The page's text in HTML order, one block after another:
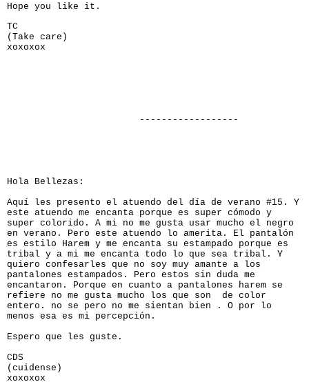
Hope you like it.
TC
(Take care)
xoxoxox
------------------
Hola Bellezas:
Aquí les presento el atuendo del día de verano #15. Y
este atuendo me encanta porque es super cómodo y
super colorido. A mi no me gusta usar mucho el negro
en verano. Pero este atuendo lo amerita. El pantalón
es estilo Harem y me encanta su estampado porque es
tribal y a mi me encanta todo lo que sea tribal. Y
quiero confesarles que no soy muy amante a los
pantalones estampados. Pero estos sin duda me
encantaron. Porque en cuanto a pantalones harem se
refiere no me gusta mucho los que son de color
entero. no se pero no me sientan bien . O por lo
menos esa es mi percepción.
Espero que les guste.
CDS
(cuidense)
xoxoxox